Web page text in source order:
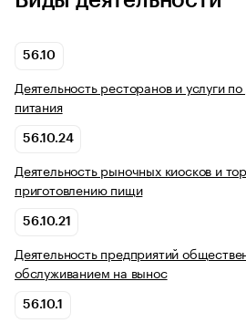
56.10
Деятельность ресторанов и услуги
питания
56.10.24
Деятельность рыночных киосков и
приготовлению пищи
56.10.21
Деятельность предприятий
обслуживанием на вынос
56.10.1